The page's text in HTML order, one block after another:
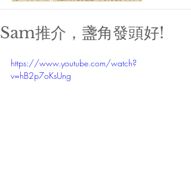
Sam推介，盞角發頭好!
https://www.youtube.com/watch?
v=hB2p7oKsUng